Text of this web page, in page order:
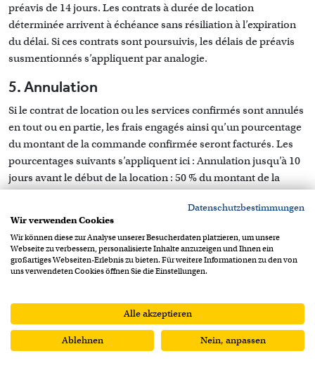
préavis de 14 jours. Les contrats à durée de location
déterminée arrivent à échéance sans résiliation à l’expiration
du délai. Si ces contrats sont poursuivis, les délais de préavis
susmentionnés s’appliquent par analogie.
5. Annulation
Si le contrat de location ou les services confirmés sont annulés
en tout ou en partie, les frais engagés ainsi qu’un pourcentage
du montant de la commande confirmée seront facturés. Les
pourcentages suivants s’appliquent ici : Annulation jusqu’à 10
jours avant le début de la location : 50 % du montant de la
valeur de la commande. S’il est possible pour Condecta
le montant correspondant sera bien entendu déduit. Si
Condecta a déjà effectué des préparatifs ou d’autres travaux
dont le montant est supérieur aux frais d’annulation, Condecta
6. Retard de paiement
Si le client est en retard de paiement d’une mensualité,
0 0
Datenschutzbestimmungen
Wir verwenden Cookies
Wir können diese zur Analyse unserer Besucherdaten platzieren, um unsere
Webseite zu verbessern, personalisierte Inhalte anzuzeigen und Ihnen ein
großartiges Webseiten-Erlebnis zu bieten. Für weitere Informationen zu den von
uns verwendeten Cookies öffnen Sie die Einstellungen.
Alle akzeptieren
Ablehnen Nein, anpassen